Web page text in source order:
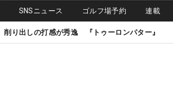
SNSニュース ゴルフ場予約 連載
削り出しの打感が秀逸 『トゥーロンパター』